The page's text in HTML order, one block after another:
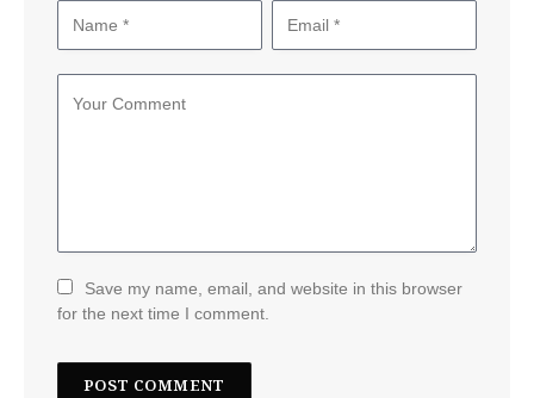
Save my name, email, and website in this browser
for the next time I comment.